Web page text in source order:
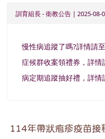
訓育組長-衛教公告 | 2025-08-
慢性病追蹤了嗎?詳情請
症候群收案領禮券，詳
病定期追蹤抽好禮，詳情
114年帶狀疱疹疫苗接